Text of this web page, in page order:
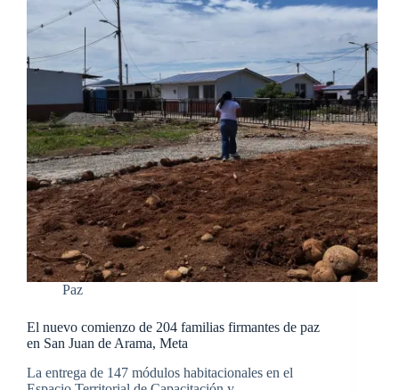
Paz
El nuevo comienzo de 204 familias firmantes de paz
en San Juan de Arama, Meta
La entrega de 147 módulos habitacionales en el